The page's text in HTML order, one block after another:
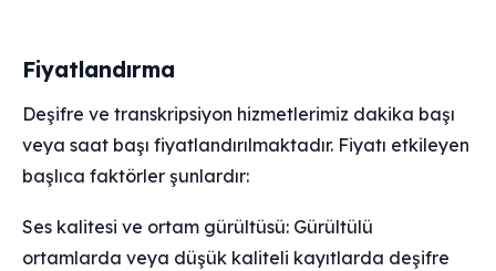
Fiyatlandırma
Deşifre ve transkripsiyon hizmetlerimiz dakika başı
veya saat başı fiyatlandırılmaktadır. Fiyatı etkileyen
başlıca faktörler şunlardır:
Ses kalitesi ve ortam gürültüsü: Gürültülü
ortamlarda veya düşük kaliteli kayıtlarda deşifre